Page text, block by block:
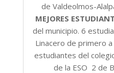
de Valdeolmos-
MEJORES
del municipio. 6
Linacero de primero
estudiantes del
de la ESO 2 de